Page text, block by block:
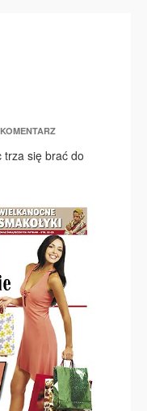
się brać do